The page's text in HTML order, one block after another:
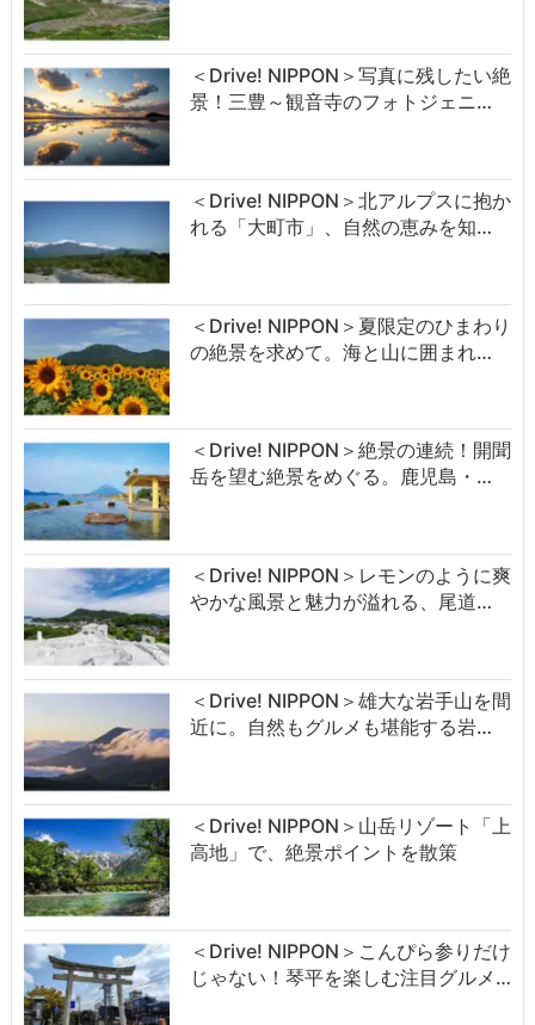
＜Drive! NIPPON＞写真に残したい絶
景！三豊～観音寺のフォトジェニ…
＜Drive! NIPPON＞北アルプスに抱か
れる「大町市」、自然の恵みを知…
＜Drive! NIPPON＞夏限定のひまわり
の絶景を求めて。海と山に囲まれ…
＜Drive! NIPPON＞絶景の連続！開聞
岳を望む絶景をめぐる。鹿児島・…
＜Drive! NIPPON＞レモンのように爽
やかな風景と魅力が溢れる、尾道…
＜Drive! NIPPON＞雄大な岩手山を間
近に。自然もグルメも堪能する岩…
＜Drive! NIPPON＞山岳リゾート「上
高地」で、絶景ポイントを散策
＜Drive! NIPPON＞こんぴら参りだけ
じゃない！琴平を楽しむ注目グルメ…